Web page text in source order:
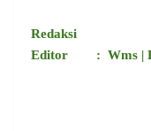
Redaksi
Editor : Wms |